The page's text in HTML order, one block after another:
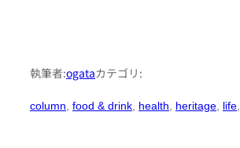
執筆者:ogataカテゴリ:
column, food & drink, health, heritage, life,